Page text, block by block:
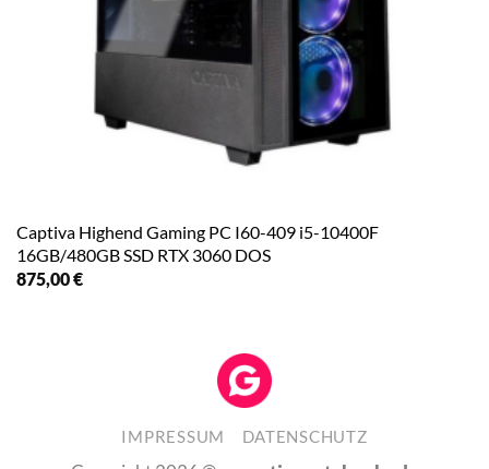
Captiva Highend Gaming PC I60-409 i5-10400F
16GB/480GB SSD RTX 3060 DOS
875,00€
IMPRESSUM DATENSCHUTZ